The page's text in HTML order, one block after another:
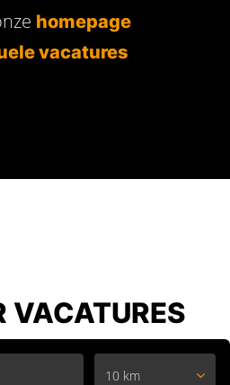
homepage
vacatures
VACATURES
10 km